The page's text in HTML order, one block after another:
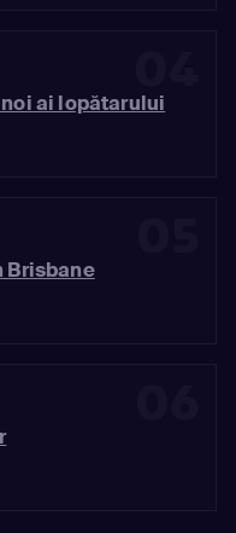
ai lopătarului
Brisbane